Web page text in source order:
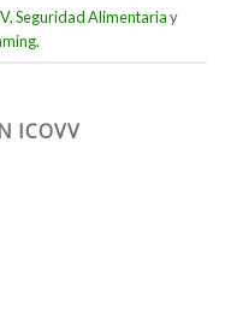
,Seguridad Alimentariay
.
ICOVV